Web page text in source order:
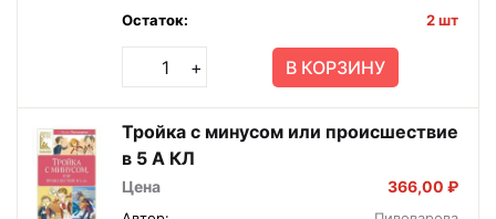
Остаток:
2 шт
+ В КОРЗИНУ
Тройка с минусом или происшествие
в 5 А КЛ
Цена 366,00 ₽